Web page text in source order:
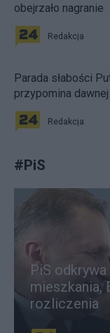
obejrzało nagranie
Redakcja
Parada słabości
przypomina
Redakcja
#PiS
PiS
mieszkania,
rozliczenia